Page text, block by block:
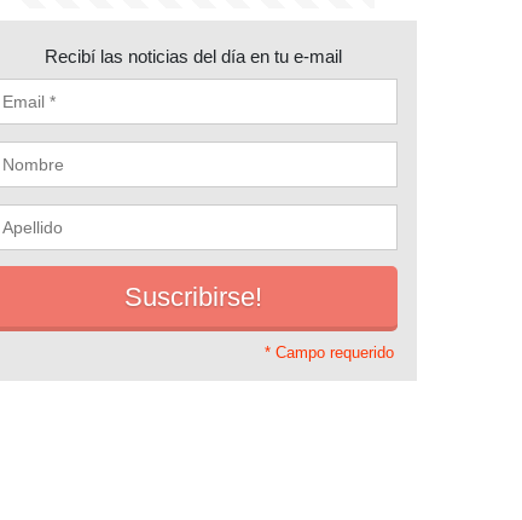
Recibí las noticias del día en tu e-mail
* Campo requerido